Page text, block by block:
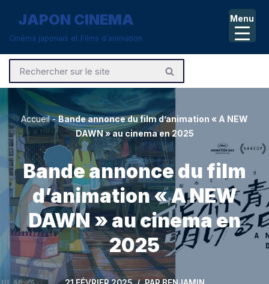
Aller
contenu
JAPON CINEMA
Cinéma japonais et Films d'animation
Accueil-Bande annonce du film d’animation « A NEW
DAWN » au cinema en 2025
Bande annonce du film
d’animation « A NEW
DAWN » au cinema en
2025
Menu